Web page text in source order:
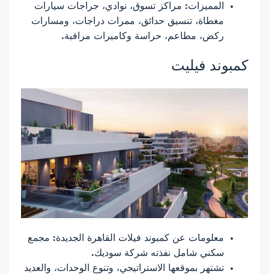
المميزات: مراكز تسوق، نوادي، جراجات سيارات
مغطاة، تنسيق حدائق، ممرات دراجات، ومسارات
ركض، مطاعم، حراسة وكاميرات مراقبة.
كمبوند فيليت
معلومات عن كمبوند فيلات القاهرة الجديدة: مجمع
سكني شامل نفذته شركة سوديك.
تشتهر بموقعها الاستراتيجي، وتنوع الوحدات، والعديد